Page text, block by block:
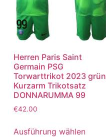
Herren Paris Saint
Germain PSG
Torwarttrikot 2023 grün
Kurzarm Trikotsatz
DONNARUMMA 99
€42.00
Ausführung wählen